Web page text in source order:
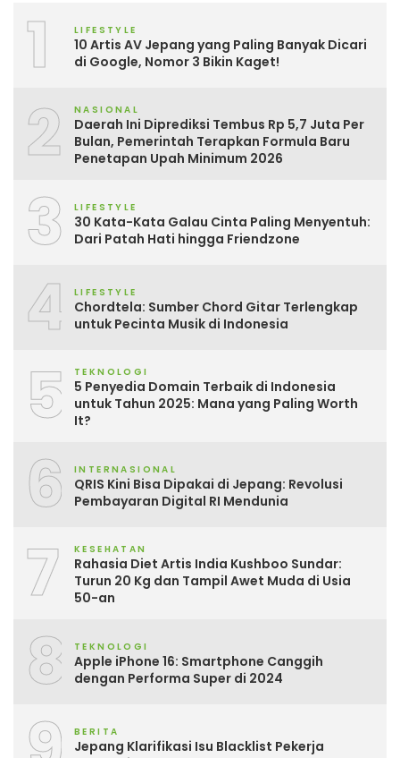
1 LIFESTYLE
10 Artis AV Jepang yang Paling Banyak Dicari
di Google, Nomor 3 Bikin Kaget!
2 NASIONAL
Daerah Ini Diprediksi Tembus Rp 5,7 Juta Per
Bulan, Pemerintah Terapkan Formula Baru
Penetapan Upah Minimum 2026
3 LIFESTYLE
30 Kata-Kata Galau Cinta Paling Menyentuh:
Dari Patah Hati hingga Friendzone
4 LIFESTYLE
Chordtela: Sumber Chord Gitar Terlengkap
untuk Pecinta Musik di Indonesia
5 TEKNOLOGI
5 Penyedia Domain Terbaik di Indonesia
untuk Tahun 2025: Mana yang Paling Worth
It?
6 INTERNASIONAL
QRIS Kini Bisa Dipakai di Jepang: Revolusi
Pembayaran Digital RI Mendunia
7 KESEHATAN
Rahasia Diet Artis India Kushboo Sundar:
Turun 20 Kg dan Tampil Awet Muda di Usia
50-an
8 TEKNOLOGI
Apple iPhone 16: Smartphone Canggih
dengan Performa Super di 2024
BERITA
Jepang Klarifikasi Isu Blacklist Pekerja